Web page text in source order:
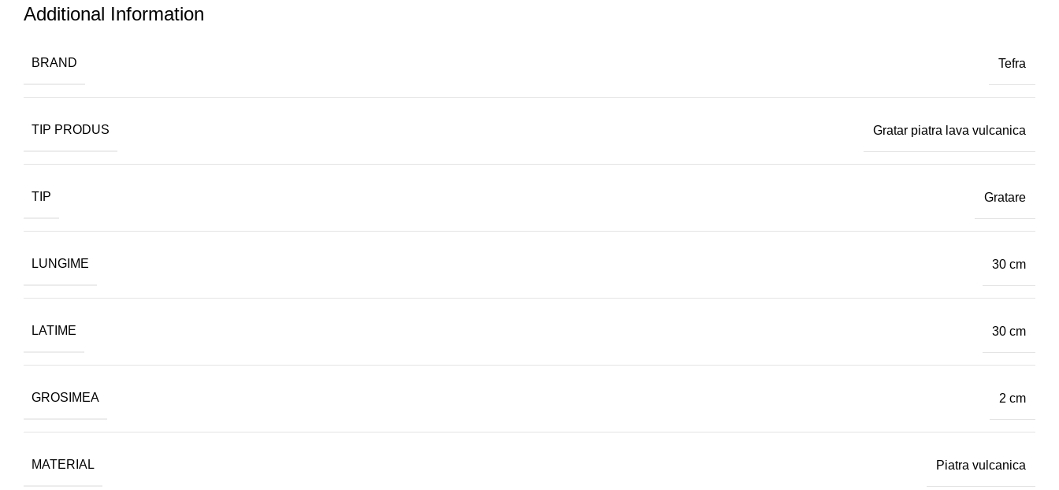
Additional Information
BRAND Tefra
TIP PRODUS Gratar piatra lava vulcanica
TIP Gratare
LUNGIME 30 cm
LATIME 30 cm
GROSIMEA 2 cm
MATERIAL Piatra vulcanica